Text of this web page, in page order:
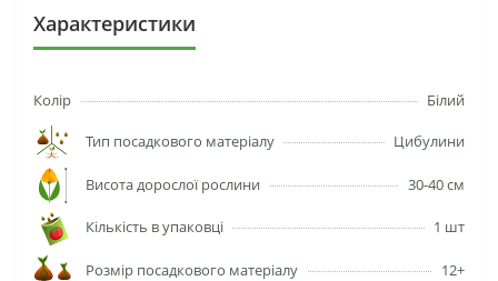
Характеристики
Колір Білий
Тип посадкового матеріалу Цибулини
Висота дорослої рослини 30-40 см
Кількість в упаковці 1 шт
Розмір посадкового матеріалу 12+